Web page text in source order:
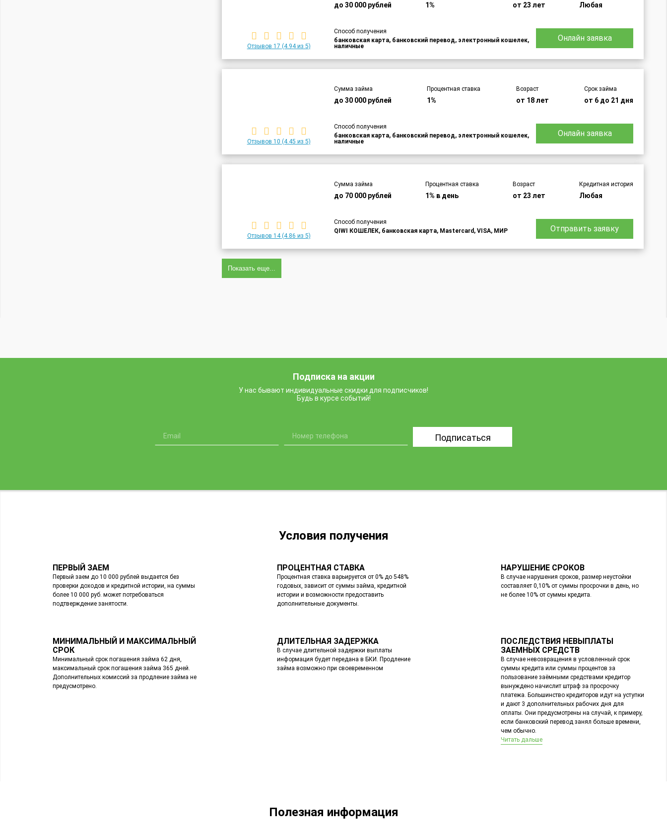
Отзывов 17 (4.94 из 5)
до 30 000 рублей 1% от 23 лет Любая
Способ получения
банковская карта, банковский перевод, электронный кошелек,
наличные
Онлайн заявка
Отзывов 10 (4.45 из 5)
Сумма займа
до 30 000 рублей
Процентная ставка
1%
Возраст
от 18 лет
Срок займа
от 6 до 21 дня
Способ получения
банковская карта, банковский перевод, электронный кошелек,
наличные
Онлайн заявка
Отзывов 14(4.86 из 5)
Сумма займа
до 70 000 рублей
Процентная ставка
1% в день
Возраст
от 23 лет
Кредитная история
Любая
Способ получения
QIWI КОШЕЛЕК, банковская карта, Mastercard, VISA, МИР
Отправить заявку
Показать еще...
Подписка на акции
У нас бывают индивидуальные скидки для подписчиков!
Будь в курсе событий!
Подписаться
Условия получения
ПЕРВЫЙ ЗАЕМ
Первый заем до 10 000 рублей выдается без
проверки доходов и кредитной истории, на суммы
более 10 000 руб. может потребоваться
подтверждение занятости.
ПРОЦЕНТНАЯ СТАВКА
Процентная ставка варьируется от 0% до 548%
годовых, зависит от суммы займа, кредитной
истории и возможности предоставить
дополнительные документы.
НАРУШЕНИЕ СРОКОВ
В случае нарушения сроков, размер неустойки
составляет 0,10% от суммы просрочки в день, но
не более 10% от суммы кредита.
МИНИМАЛЬНЫЙ И МАКСИМАЛЬНЫЙ
СРОК
Минимальный срок погашения займа 62 дня,
максимальный срок погашения займа 365 дней.
Дополнительных комиссий за продление займа не
предусмотрено.
ДЛИТЕЛЬНАЯ ЗАДЕРЖКА
В случае длительной задержки выплаты
информация будет передана в БКИ. Продление
займа возможно при своевременном
ПОСЛЕДСТВИЯ НЕВЫПЛАТЫ
ЗАЕМНЫХ СРЕДСТВ
В случае невозвращения в условленный срок
суммы кредита или суммы процентов за
пользование заёмными средствами кредитор
вынуждено начислит штраф за просрочку
платежа. Большинство кредиторов идут на уступки
и дают 3 дополнительных рабочих дня для
оплаты. Они предусмотрены на случай, к примеру,
если банковский перевод занял больше времени,
чем обычно.
Читать дальше
Полезная информация